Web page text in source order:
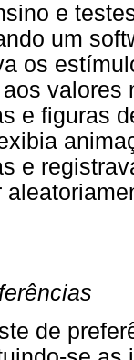
e
um
os
e figuras
e
de